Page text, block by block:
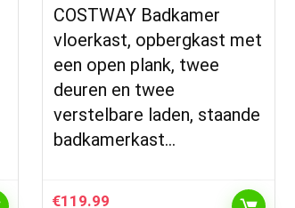
COSTWAY Badkamer
vloerkast, opbergkast met
een open plank, twee
deuren en twee
verstelbare laden, staande
badkamerkast…
€119.99